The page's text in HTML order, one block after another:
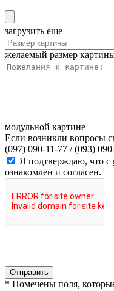
загрузить еще
желаемый размер
модульной картине
Если возникли вопросы
(097) 090-11-77 /(093)
Я подтверждаю, что с
ознакомлен и согласен.
Отправить
* Помечены поля,